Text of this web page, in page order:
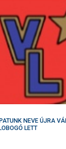
NEVE ÚJRA
LETT